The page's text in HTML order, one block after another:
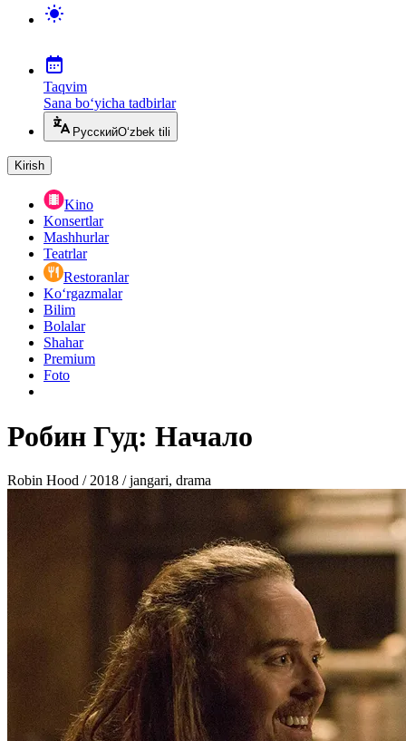
Taqvim
Sana bo‘yicha tadbirlar
РусскийO‘zbek tili
Kirish
Kino
Konsertlar
Mashhurlar
Teatrlar
Restoranlar
Ko‘rgazmalar
Bilim
Bolalar
Shahar
Premium
Foto
Робин Гуд: Начало
Robin Hood / 2018 / jangari, drama